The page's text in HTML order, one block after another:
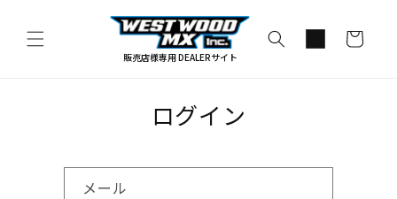
進む
販売店様専用 DEALERサイト
ー
ログイン
メール